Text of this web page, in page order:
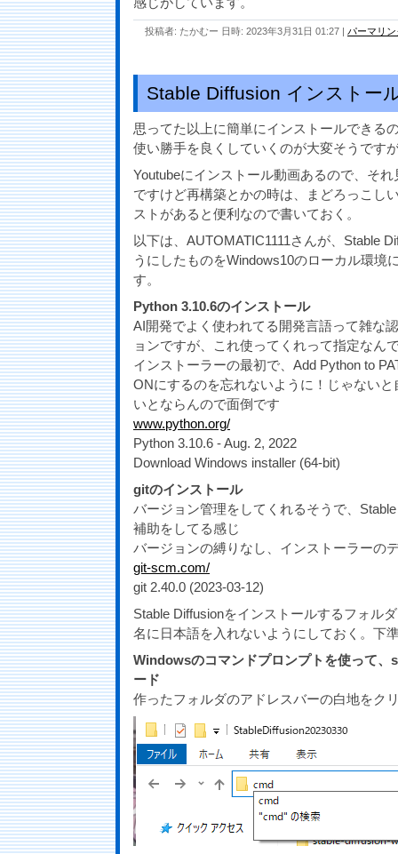
投稿者: たかむー 日時: 2023年3月31日 01:27 | パーマリン
Stable Diffusion インストー
思ってた以上に簡単にインストールできる
使い勝手を良くしていくのが大変そうです
Youtubeにインストール動画あるので、そ
ですけど再構築とかの時は、まどろっこし
ストがあると便利なので書いておく。
以下は、AUTOMATIC1111さんが、Stable
うにしたものをWindows10のローカル環境
す。
Python 3.10.6のインストール
AI開発でよく使われてる開発言語って雑な
ョンですが、これ使ってくれって指定なん
インストーラーの最初で、Add Python to
ONにするのを忘れないように！じゃない
いとならんので面倒です
www.python.org/
Python 3.10.6 - Aug. 2, 2022
Download Windows installer (64-bit)
gitのインストール
バージョン管理をしてくれるそうで、
補助をしてる感じ
バージョンの縛りなし、インストーラーの
git-scm.com/
git 2.40.0 (2023-03-12)
Stable Diffusionをインストールするフォル
名に日本語を入れないようにしておく。下
Windowsのコマンドプロンプトを使って
ード
作ったフォルダのアドレスバーの白地をク